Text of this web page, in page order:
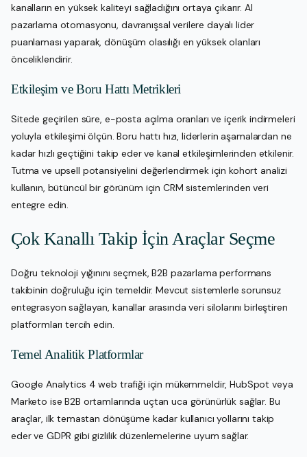
kanalların en yüksek kaliteyi sağladığını ortaya çıkarır. AI
pazarlama otomasyonu, davranışsal verilere dayalı lider
puanlaması yaparak, dönüşüm olasılığı en yüksek olanları
önceliklendirir.
Etkileşim ve Boru Hattı Metrikleri
Sitede geçirilen süre, e-posta açılma oranları ve içerik indirmeleri
yoluyla etkileşimi ölçün. Boru hattı hızı, liderlerin aşamalardan ne
kadar hızlı geçtiğini takip eder ve kanal etkileşimlerinden etkilenir.
Tutma ve upsell potansiyelini değerlendirmek için kohort analizi
kullanın, bütüncül bir görünüm için CRM sistemlerinden veri
entegre edin.
Çok Kanallı Takip İçin Araçlar Seçme
Doğru teknoloji yığınını seçmek, B2B pazarlama performans
takibinin doğruluğu için temeldir. Mevcut sistemlerle sorunsuz
entegrasyon sağlayan, kanallar arasında veri silolarını birleştiren
platformları tercih edin.
Temel Analitik Platformlar
Google Analytics 4 web trafiği için mükemmeldir, HubSpot veya
Marketo ise B2B ortamlarında uçtan uca görünürlük sağlar. Bu
araçlar, ilk temastan dönüşüme kadar kullanıcı yollarını takip
eder ve GDPR gibi gizlilik düzenlemelerine uyum sağlar.